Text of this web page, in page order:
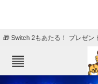
🎁 Switch 2もあたる！ プレゼン
ねとらぼメニュー